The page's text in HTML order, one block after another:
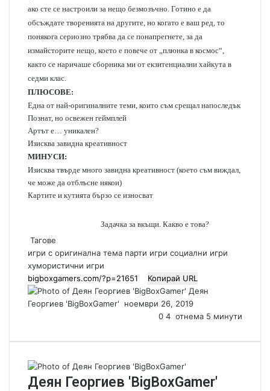
ако сте се настроили за нещо безмозъчно. Готино е да
обсъждате творенията на другите, но когато е ваш ред, то
понякога сериозно трябва да се понапрегнете, за да
измайсторите нещо, което е повече от „плюнка в космос“,
както се наричаше сборника ми от екзитенциални хайкута в
седми клас.
ПЛЮСОВЕ:
Една от най-оригиналните теми, които съм срещал напоследък
Познат, но освежен геймплей
Артът е… уникален?
Изисква завидна креативност
МИНУСИ:
Изисква твърде много завидна креативност (което съм виждал,
че може да отблъсне някои)
Картите и кутията бързо се износват
Задачка за вкъщи. Какво е това?
Тагове
игри с оригинална тема парти игри социални игри
хумористични игри
Копирай URL
Деян
Георгиев 'BigBoxGamer'
S
d
n
ноември 26, 2019
0 4 отнема 5 минути
Деян Георгиев 'BigBoxGamer'